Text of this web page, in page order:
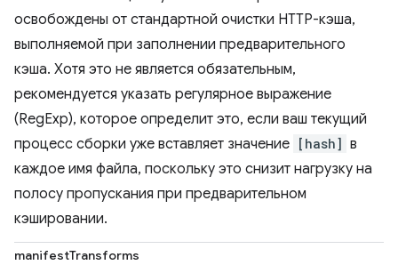
освобождены от стандартной очистки HTTP-кэша,
выполняемой при заполнении предварительного
кэша. Хотя это не является обязательным,
рекомендуется указать регулярное выражение
(RegExp), которое определит это, если ваш текущий
процесс сборки уже вставляет значение [hash] в
каждое имя файла, поскольку это снизит нагрузку на
полосу пропускания при предварительном
кэшировании.
manifestTransforms